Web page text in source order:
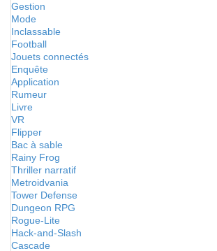
Gestion
Mode
Inclassable
Football
Jouets connectés
Enquête
Application
Rumeur
Livre
VR
Flipper
Bac à sable
Rainy Frog
Thriller narratif
Metroidvania
Tower Defense
Dungeon RPG
Rogue-Lite
Hack-and-Slash
Cascade